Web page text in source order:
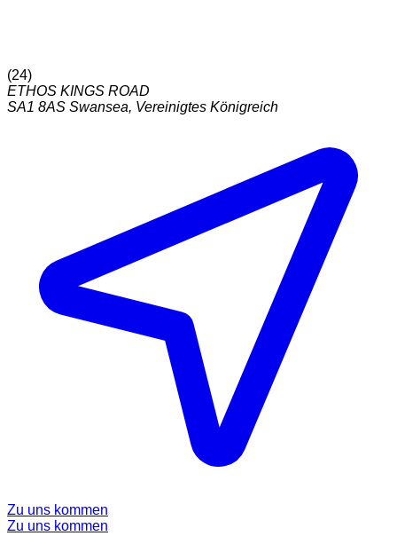
(24)
ETHOS KINGS ROAD
SA1 8AS Swansea, Vereinigtes Königreich
Zu uns kommen
Zu uns kommen